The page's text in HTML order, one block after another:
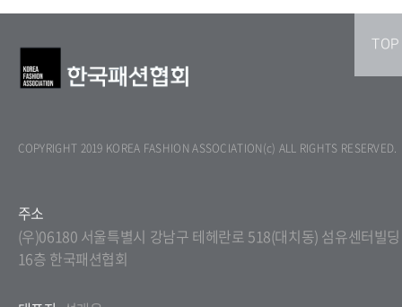
COPYRIGHT 2019 KOREA FASHION ASSOCIATION(c) ALL RIGHTS RESERVED.
주소
(우)06180 서울특별시 강남구 테헤란로 518(대치동) 섬유센터빌딩
16층 한국패션협회
TOP